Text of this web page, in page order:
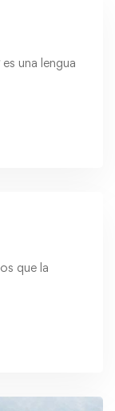
una lengua
que la